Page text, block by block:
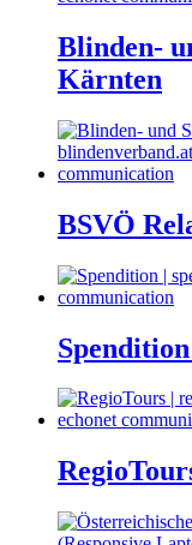
Blinden-
Kärnten
BSVÖ